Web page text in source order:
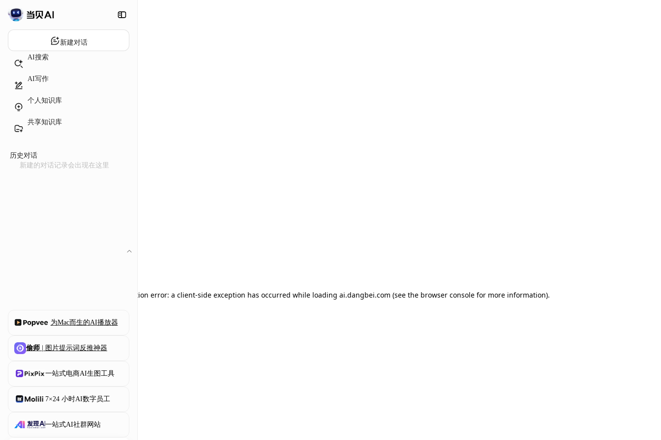
新建对话
AI搜索
AI写作
个人知识库
共享知识库
历史对话
新建的对话记录会出现在这里
为Mac而生的AI播放器
偷师 | 图片提示词反推神器
一站式电商AI生图工具
7×24 小时AI数字员工
一站式AI社群网站
Application error: a client-side exception has occurred while loading ai.dangbei.com (see the browser console for more information).